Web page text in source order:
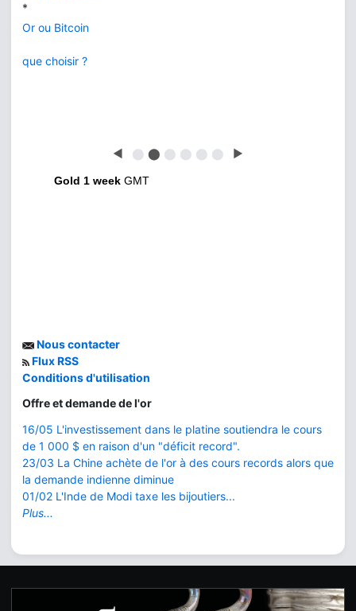
*
Or ou Bitcoin
que choisir ?
◀ ⬤ ⬤ ⬤ ⬤ ⬤ ⬤ ▶
Gold 1 week GMT
Nous contacter
Flux RSS
Conditions d'utilisation
Offre et demande de l'or
16/05 L'investissement dans le platine soutiendra le cours
de 1 000 $ en raison d'un "déficit record".
23/03 La Chine achète de l'or à des cours records alors que
la demande indienne diminue
01/02 L'Inde de Modi taxe les bijoutiers...
Plus...